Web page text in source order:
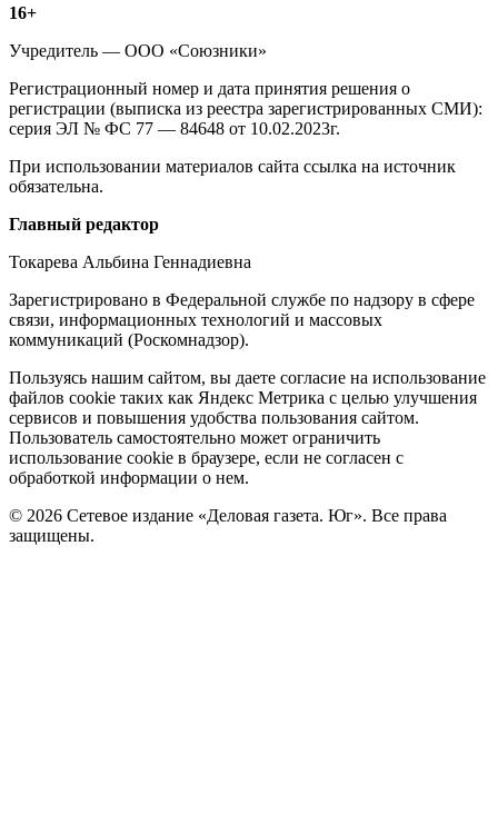
Информация
о
издании
16+
Учредитель — ООО «Союзники»
Регистрационный номер и дата принятия решения о
регистрации (выписка из реестра зарегистрированных СМИ):
серия ЭЛ № ФС 77 — 84648 от 10.02.2023г.
При использовании материалов сайта ссылка на источник
обязательна.
Редакция
Главный редактор
Токарева Альбина Геннадиевна
Зарегистрировано в Федеральной службе по надзору в сфере
связи, информационных технологий и массовых
коммуникаций (Роскомнадзор).
Политика
cookie
Пользуясь нашим сайтом, вы даете согласие на использование
файлов cookie таких как Яндекс Метрика с целью улучшения
сервисов и повышения удобства пользования сайтом.
Пользователь самостоятельно может ограничить
использование cookie в браузере, если не согласен с
обработкой информации о нем.
© 2026 Сетевое издание «Деловая газета. Юг». Все права
защищены.